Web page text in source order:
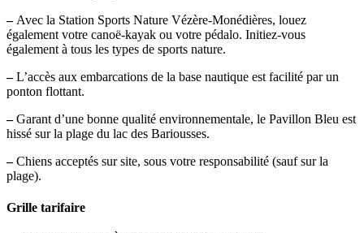
–Avec la Station Sports Nature Vézère-Monédières, louez
également votre canoë-kayak ou votre pédalo. Initiez-vous
également à tous les types de sports nature.
–L’accès aux embarcations de la base nautique est facilité par un
ponton flottant.
–Garant d’une bonne qualité environnementale, le Pavillon Bleu est
hissé sur la plage du lac des Bariousses.
–Chiens acceptés sur site, sous votre responsabilité (sauf sur la
plage).
Grille tarifaire